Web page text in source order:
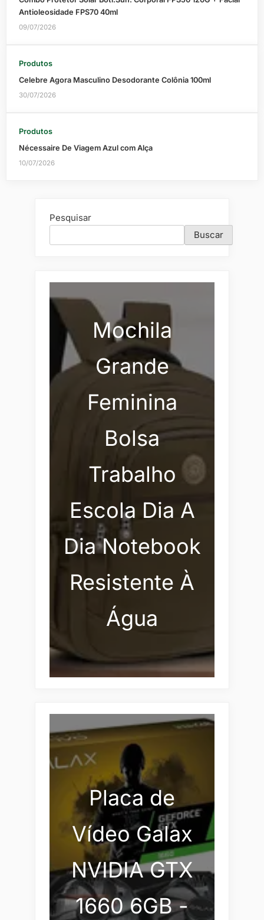
Antioleosidade FPS70 40ml
09/07/2026
Produtos
Celebre Agora Masculino Desodorante Colônia 100ml
30/07/2026
Produtos
Nécessaire De Viagem Azul com Alça
10/07/2026
Pesquisar
Buscar
Mochila
Grande
Feminina
Bolsa
Trabalho
Escola Dia A
Dia Notebook
Resistente À
Água
Placa de
Vídeo Galax
NVIDIA GTX
1660 6GB -